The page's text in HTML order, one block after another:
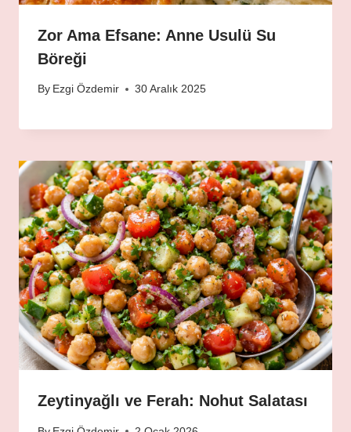
Zor Ama Efsane: Anne Usulü Su
Böreği
By Ezgi Özdemir 30 Aralık 2025
Zeytinyağlı ve Ferah: Nohut Salatası